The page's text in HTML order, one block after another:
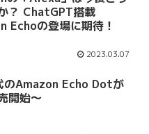
？ ChatGPT搭載
Echoの登場に期待！
2023.03.07
のAmazon Echo Dotが
開始〜